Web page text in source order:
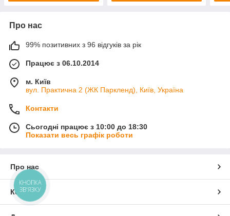
Про нас
99% позитивних з 96 відгуків за рік
Працює з 06.10.2014
м. Київ
вул. Практична 2 (ЖК Паркленд), Київ, Україна
Контакти
Сьогодні працює з 10:00 до 18:30
Показати весь графік роботи
Про нас
Контакти
КНОПКА
ЗВ'ЯЗКУ